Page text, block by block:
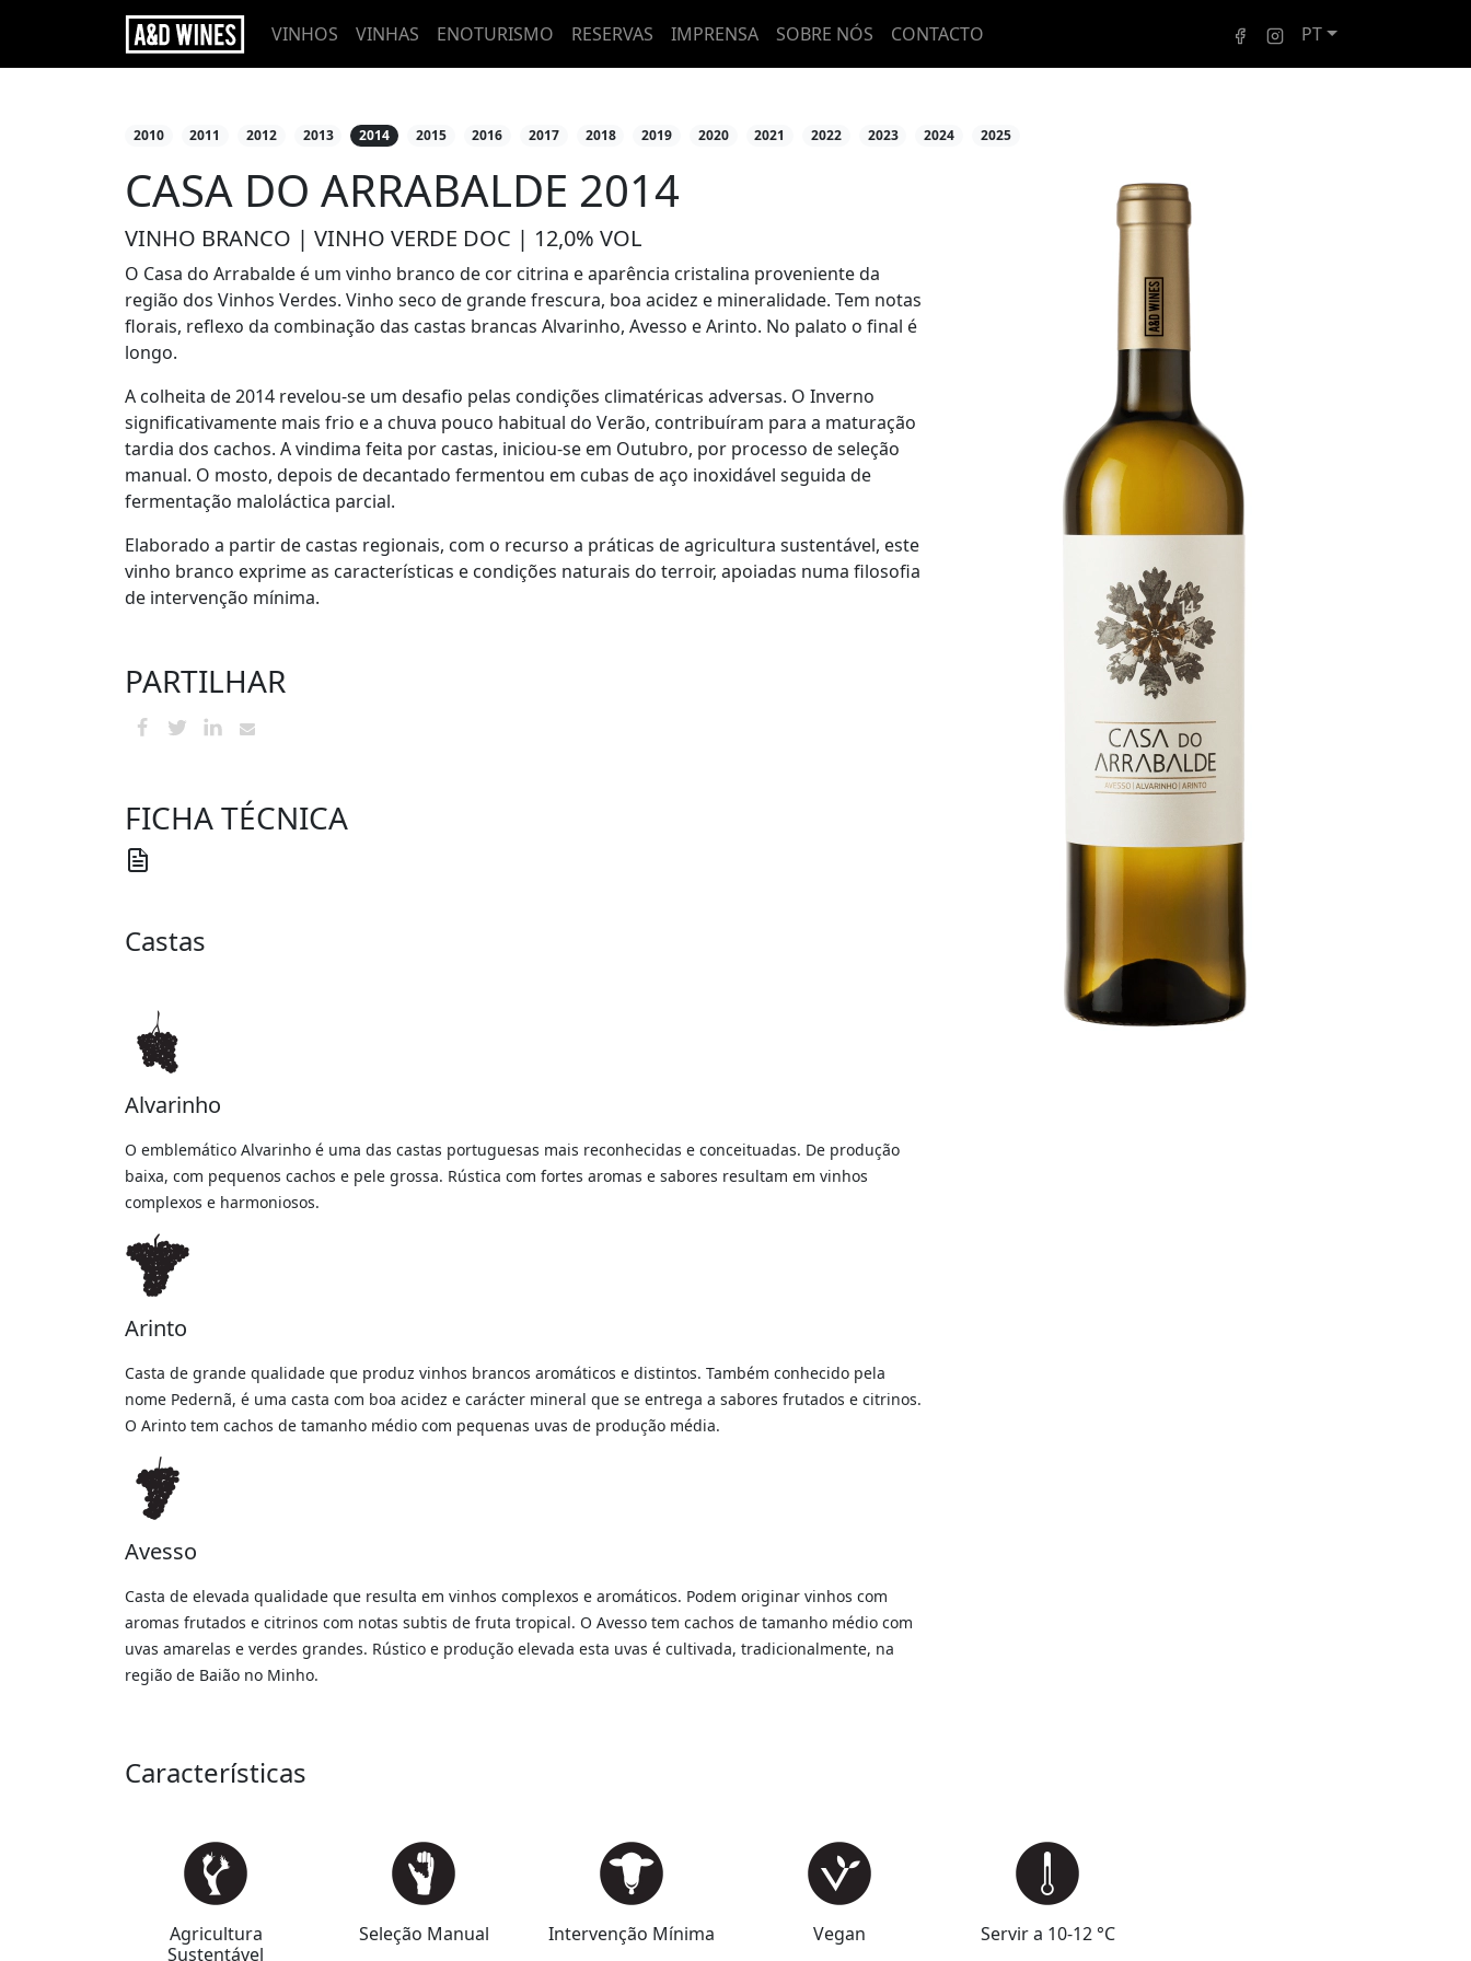
VINHOS VINHAS ENOTURISMO RESERVAS IMPRENSA SOBRE NÓS CONTACTO PT
2010 2011 2012 2013 2014 2015 2016 2017 2018 2019 2020 2021 2022 2023 2024 2025
CASA DO ARRABALDE 2014
VINHO BRANCO | VINHO VERDE DOC | 12,0% VOL
O Casa do Arrabalde é um vinho branco de cor citrina e aparência cristalina proveniente da
região dos Vinhos Verdes. Vinho seco de grande frescura, boa acidez e mineralidade. Tem notas
florais, reflexo da combinação das castas brancas Alvarinho, Avesso e Arinto. No palato o final é
longo.
A colheita de 2014 revelou-se um desafio pelas condições climatéricas adversas. O Inverno
significativamente mais frio e a chuva pouco habitual do Verão, contribuíram para a maturação
tardia dos cachos. A vindima feita por castas, iniciou-se em Outubro, por processo de seleção
manual. O mosto, depois de decantado fermentou em cubas de aço inoxidável seguida de
fermentação maloláctica parcial.
Elaborado a partir de castas regionais, com o recurso a práticas de agricultura sustentável, este
vinho branco exprime as características e condições naturais do terroir, apoiadas numa filosofia
de intervenção mínima.
PARTILHAR
FICHA TÉCNICA
Castas
Alvarinho
O emblemático Alvarinho é uma das castas portuguesas mais reconhecidas e conceituadas. De produção
baixa, com pequenos cachos e pele grossa. Rústica com fortes aromas e sabores resultam em vinhos
complexos e harmoniosos.
Arinto
Casta de grande qualidade que produz vinhos brancos aromáticos e distintos. Também conhecido pela
nome Pedernã, é uma casta com boa acidez e carácter mineral que se entrega a sabores frutados e citrinos.
O Arinto tem cachos de tamanho médio com pequenas uvas de produção média.
Avesso
Casta de elevada qualidade que resulta em vinhos complexos e aromáticos. Podem originar vinhos com
aromas frutados e citrinos com notas subtis de fruta tropical. O Avesso tem cachos de tamanho médio com
uvas amarelas e verdes grandes. Rústico e produção elevada esta uvas é cultivada, tradicionalmente, na
região de Baião no Minho.
Características
Agricultura
Sustentável
Seleção Manual Intervenção Mínima Vegan Servir a 10-12 °C